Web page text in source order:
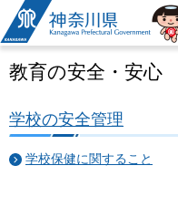
神奈川県
教育の安全・安心
学校の安全管理
学校保健に関すること